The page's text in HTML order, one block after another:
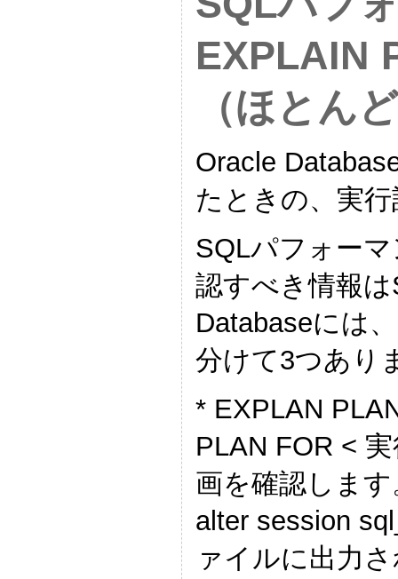
EXPLAIN
（ほとん
Oracle
たときの、実
SQLパフォー
認すべき情報
Databaseには
分けて3つあり
* EXPLAN
PLAN FOR <
画を確認しま
alter session
ァイルに出力